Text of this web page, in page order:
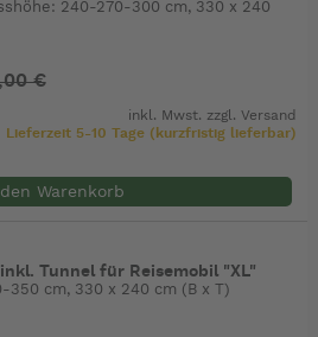
240-270-300 cm, 330 x 240
€
inkl. Mwst. zzgl.Versand
Lieferzeit 5-10 Tage (kurzfristig lieferbar)
Warenkorb
Tunnel für Reisemobil "XL"
cm, 330 x 240 cm (B x T)